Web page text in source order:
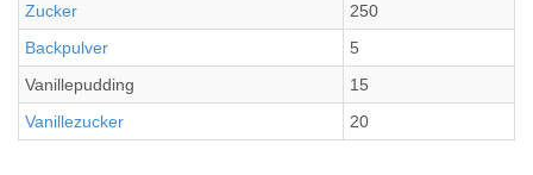
Zucker
250
Backpulver
5
Vanillepudding
15
Vanillezucker
20